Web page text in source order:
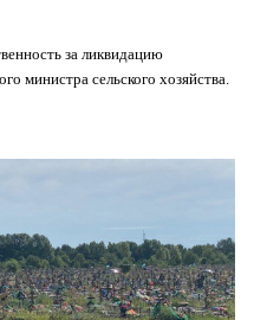
за ликвидацию
министра сельского хозяйства.